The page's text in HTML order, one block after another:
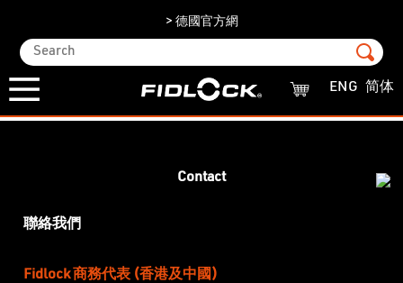
> 德國官方網
ENG 简体
Contact
聯絡我們
Fidlock 商務代表 (香港及中國)